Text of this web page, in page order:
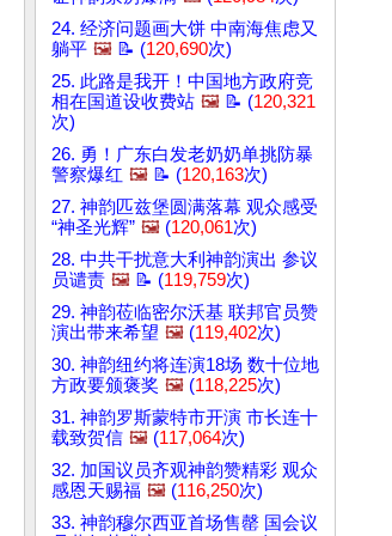
24. 经济问题画大饼 中南海焦虑又
躺平 🖼️ 📝 (120,690次)
25. 此路是我开！中国地方政府竞
相在国道设收费站 🖼️ 📝 (120,321
次)
26. 勇！广东白发老奶奶单挑防暴
警察爆红 🖼️ 📝 (120,163次)
27. 神韵匹兹堡圆满落幕 观众感受
“神圣光辉” 🖼️ (120,061次)
28. 中共干扰意大利神韵演出 参议
员谴责 🖼️ 📝 (119,759次)
29. 神韵莅临密尔沃基 联邦官员赞
演出带来希望 🖼️ (119,402次)
30. 神韵纽约将连演18场 数十位地
方政要颁褒奖 🖼️ (118,225次)
31. 神韵罗斯蒙特市开演 市长连十
载致贺信 🖼️ (117,064次)
32. 加国议员齐观神韵赞精彩 观众
感恩天赐福 🖼️ (116,250次)
33. 神韵穆尔西亚首场售罄 国会议